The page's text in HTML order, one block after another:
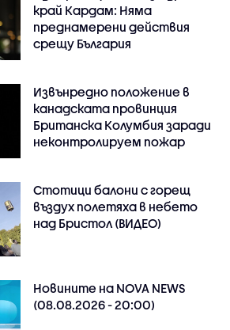
край Кардам: Няма
преднамерени действия
срещу България
Извънредно положение в
канадската провинция
Британска Колумбия заради
неконтролируем пожар
Стотици балони с горещ
въздух полетяха в небето
над Бристол (ВИДЕО)
Новините на NOVA NEWS
(08.08.2026 - 20:00)